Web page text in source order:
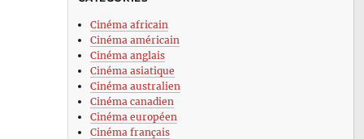
Cinéma africain
Cinéma américain
Cinéma anglais
Cinéma asiatique
Cinéma australien
Cinéma canadien
Cinéma européen
Cinéma français